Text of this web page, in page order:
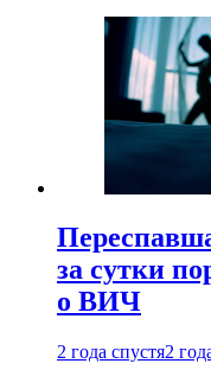
за сутки
о ВИЧ
2 года спустя2